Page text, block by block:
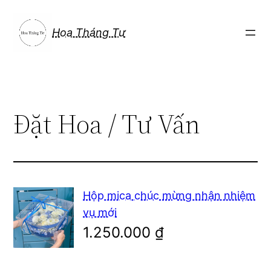
phần
Hoa Tháng Tư
Đặt Hoa / Tư Vấn
Hộp mica chúc mừng nhận nhiệm
vụ mới
1.250.000 ₫